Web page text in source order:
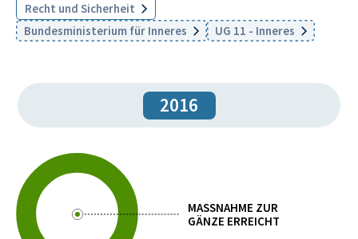
Recht und Sicherheit
Bundesministerium für Inneres
UG 11 - Inneres
2016
MASSNAHME ZUR
GÄNZE ERREICHT